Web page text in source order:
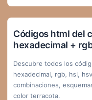
Códigos html del
hexadecimal +
Descubre todos los
hexadecimal, rgb, hsl,
combinaciones,
color terracota.